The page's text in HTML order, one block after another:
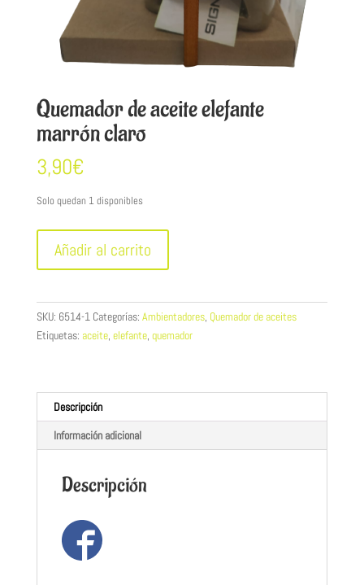
Quemador de aceite elefante
marrón claro
3,90€
Solo quedan 1 disponibles
aceite
marrón
claro
Añadir al carrito
SKU: 6514-1 Categorías: Ambientadores, Quemador de aceites
Etiquetas: aceite, elefante, quemador
Descripción
Información adicional
Descripción